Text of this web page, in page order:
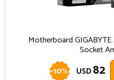
Motherboard
Socket
-10% USD 82